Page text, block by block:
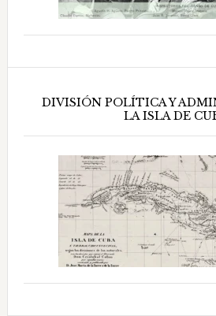
DIVISIÓN POLÍTICA Y
LA ISLA DE